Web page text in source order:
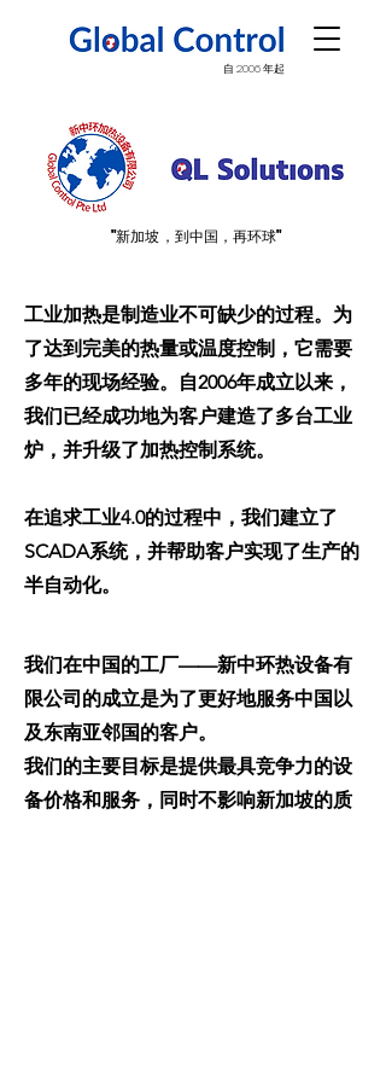
自 2006 年起
"新加坡，到中国，再环球"
"新加坡，到中国，再环球"
工业加热是制造业不可缺少的过程。为
了达到完美的热量或温度控制，它需要
多年的现场经验。自2006年成立以来，
我们已经成功地为客户建造了多台工业
炉，并升级了加热控制系统。
在追求工业4.0的过程中，我们建立了
SCADA系统，并帮助客户实现了生产的
半自动化。
我们在中国的工厂——新中环热设备有
限公司的成立是为了更好地服务中国以
及东南亚邻国的客户。
我们的主要目标是提供最具竞争力的设
备价格和服务，同时不影响新加坡的质